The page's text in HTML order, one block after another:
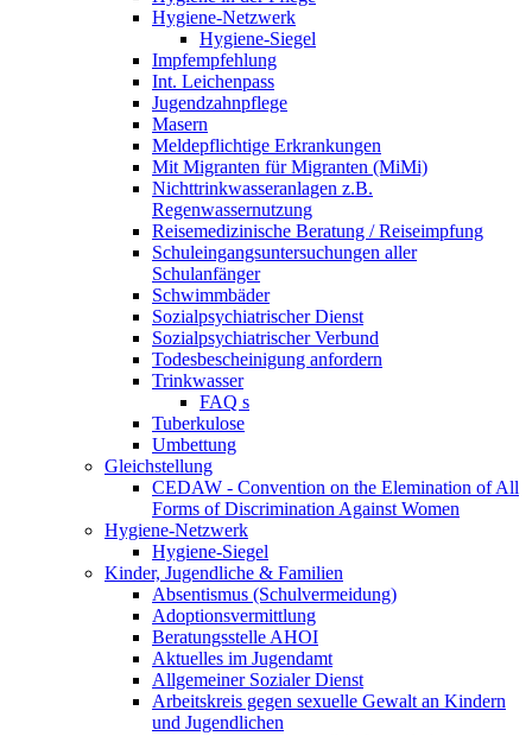
Hygiene-Netzwerk
Hygiene-Siegel
Impfempfehlung
Int. Leichenpass
Jugendzahnpflege
Masern
Meldepflichtige Erkrankungen
Mit Migranten für Migranten (MiMi)
Nichttrinkwasseranlagen z.B.
Regenwassernutzung
Reisemedizinische Beratung / Reiseimpfung
Schuleingangsuntersuchungen aller
Schulanfänger
Schwimmbäder
Sozialpsychiatrischer Dienst
Sozialpsychiatrischer Verbund
Todesbescheinigung anfordern
Trinkwasser
FAQ s
Tuberkulose
Umbettung
Gleichstellung
CEDAW - Convention on the Elemination of All
Forms of Discrimination Against Women
Hygiene-Netzwerk
Hygiene-Siegel
Kinder, Jugendliche & Familien
Absentismus (Schulvermeidung)
Adoptionsvermittlung
Beratungsstelle AHOI
Aktuelles im Jugendamt
Allgemeiner Sozialer Dienst
Arbeitskreis gegen sexuelle Gewalt an Kindern
und Jugendlichen